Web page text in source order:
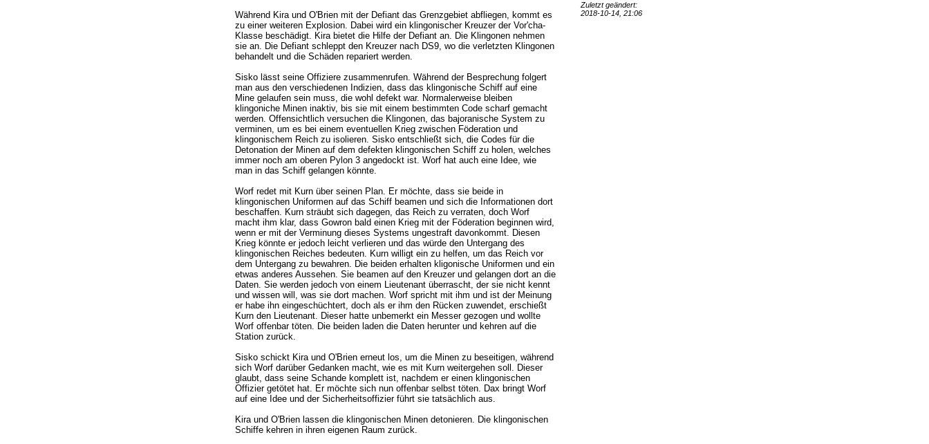
Während Kira und O'Brien mit der Defiant das Grenzgebiet abfliegen, kommt es
zu einer weiteren Explosion. Dabei wird ein klingonischer Kreuzer der Vor'cha-
Klasse beschädigt. Kira bietet die Hilfe der Defiant an. Die Klingonen nehmen
sie an. Die Defiant schleppt den Kreuzer nach DS9, wo die verletzten Klingonen
behandelt und die Schäden repariert werden.
Sisko lässt seine Offiziere zusammenrufen. Während der Besprechung folgert
man aus den verschiedenen Indizien, dass das klingonische Schiff auf eine
Mine gelaufen sein muss, die wohl defekt war. Normalerweise bleiben
klingoniche Minen inaktiv, bis sie mit einem bestimmten Code scharf gemacht
werden. Offensichtlich versuchen die Klingonen, das bajoranische System zu
verminen, um es bei einem eventuellen Krieg zwischen Föderation und
klingonischem Reich zu isolieren. Sisko entschließt sich, die Codes für die
Detonation der Minen auf dem defekten klingonischen Schiff zu holen, welches
immer noch am oberen Pylon 3 angedockt ist. Worf hat auch eine Idee, wie
man in das Schiff gelangen könnte.
Worf redet mit Kurn über seinen Plan. Er möchte, dass sie beide in
klingonischen Uniformen auf das Schiff beamen und sich die Informationen dort
beschaffen. Kurn sträubt sich dagegen, das Reich zu verraten, doch Worf
macht ihm klar, dass Gowron bald einen Krieg mit der Föderation beginnen wird,
wenn er mit der Verminung dieses Systems ungestraft davonkommt. Diesen
Krieg könnte er jedoch leicht verlieren und das würde den Untergang des
klingonischen Reiches bedeuten. Kurn willigt ein zu helfen, um das Reich vor
dem Untergang zu bewahren. Die beiden erhalten kligonische Uniformen und ein
etwas anderes Aussehen. Sie beamen auf den Kreuzer und gelangen dort an die
Daten. Sie werden jedoch von einem Lieutenant überrascht, der sie nicht kennt
und wissen will, was sie dort machen. Worf spricht mit ihm und ist der Meinung
er habe ihn eingeschüchtert, doch als er ihm den Rücken zuwendet, erschießt
Kurn den Lieutenant. Dieser hatte unbemerkt ein Messer gezogen und wollte
Worf offenbar töten. Die beiden laden die Daten herunter und kehren auf die
Station zurück.
Sisko schickt Kira und O'Brien erneut los, um die Minen zu beseitigen, während
sich Worf darüber Gedanken macht, wie es mit Kurn weitergehen soll. Dieser
glaubt, dass seine Schande komplett ist, nachdem er einen klingonischen
Offizier getötet hat. Er möchte sich nun offenbar selbst töten. Dax bringt Worf
auf eine Idee und der Sicherheitsoffizier führt sie tatsächlich aus.
Kira und O'Brien lassen die klingonischen Minen detonieren. Die klingonischen
Schiffe kehren in ihren eigenen Raum zurück.
Zuletzt geändert:
2018-10-14, 21:06